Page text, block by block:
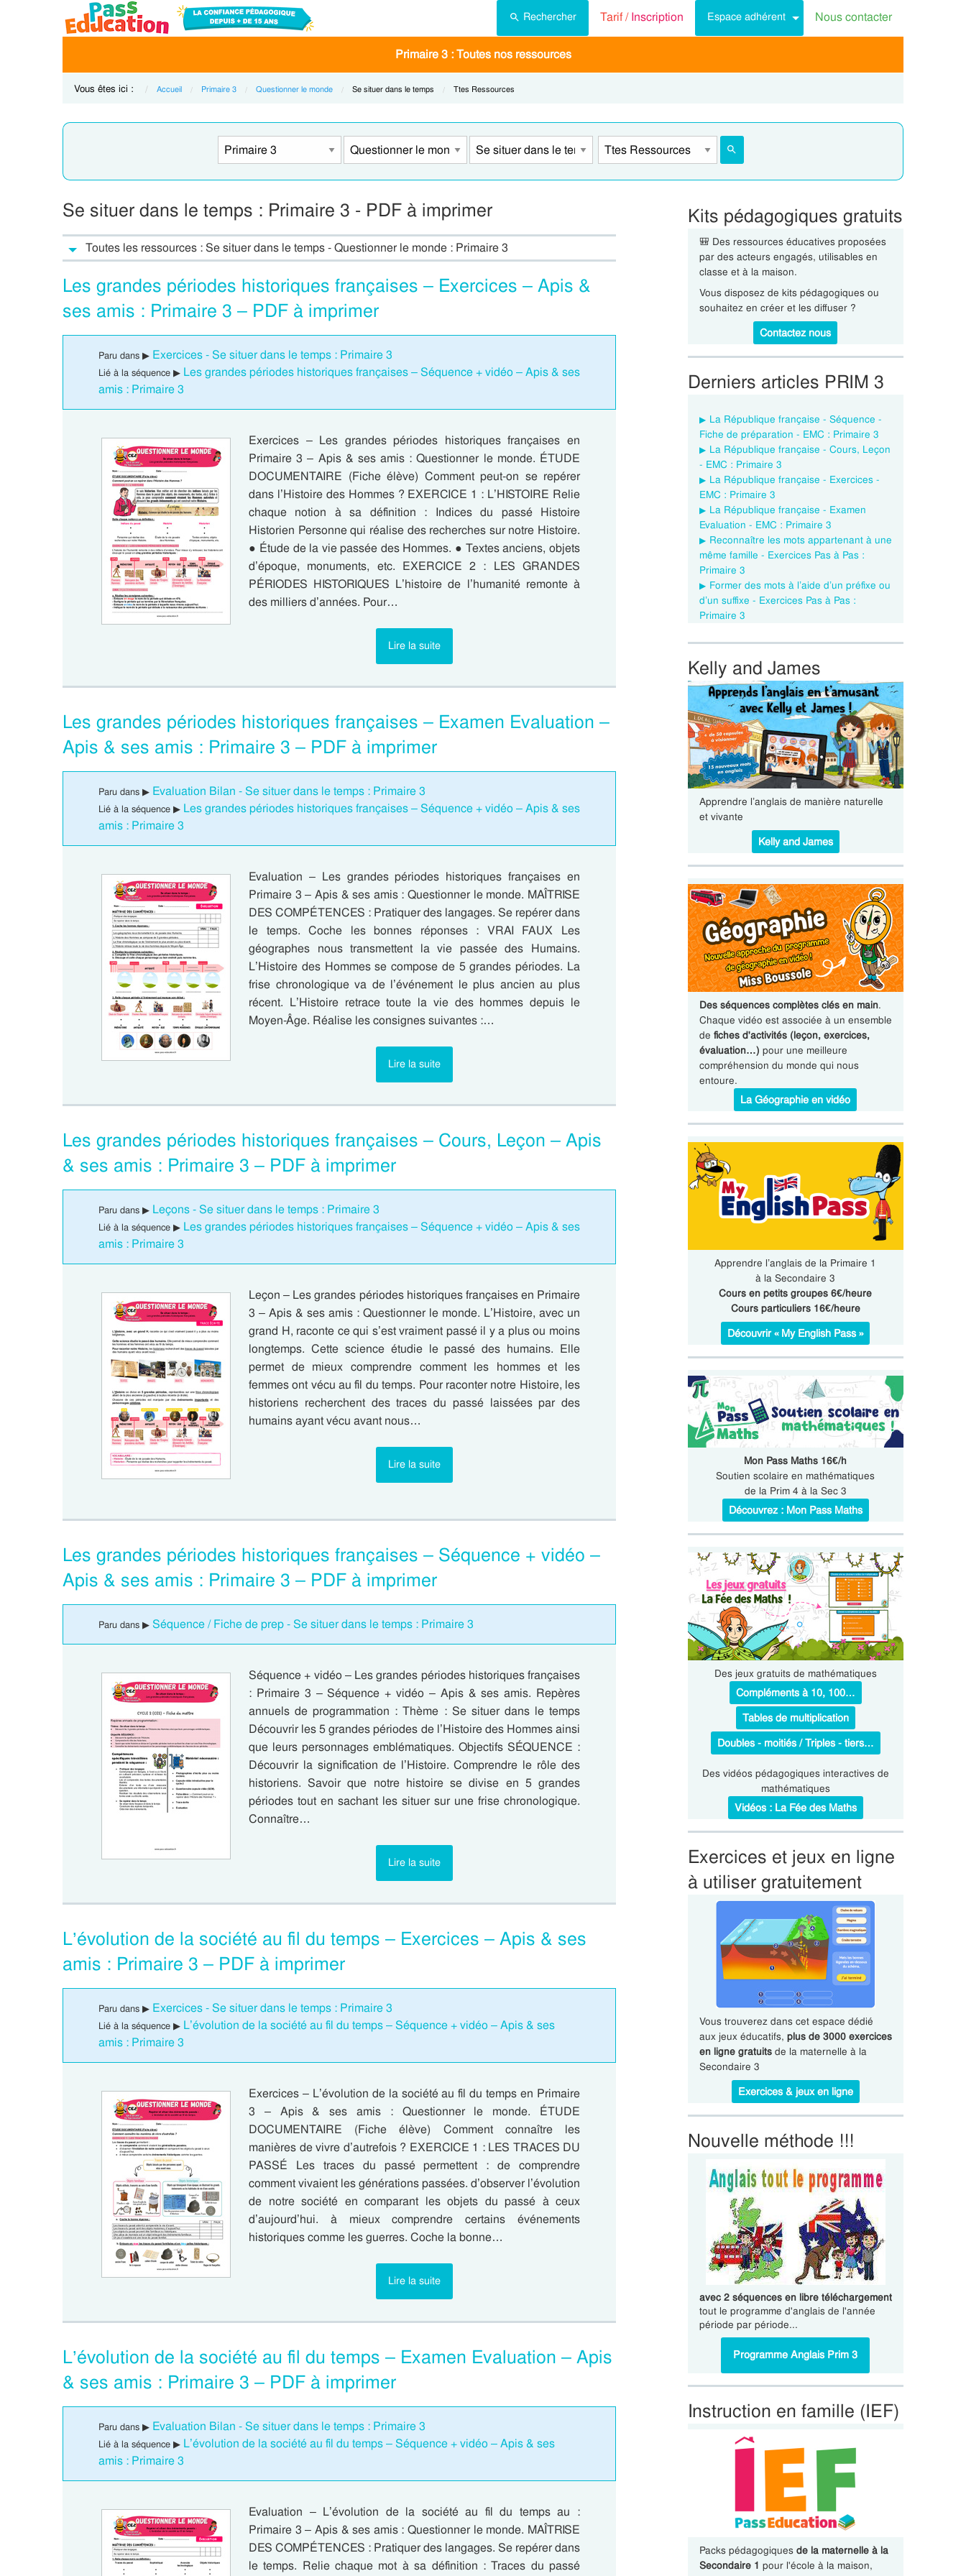
Rechercher Tarif /Inscription Espace adhérent Nous contacter
Primaire 3 : Toutes nos ressources
Vous êtes ici : Accueil Primaire 3 Questionner le monde Current:
Se situer dans le temps Current:
Ttes Ressources
Se situer dans le temps : Primaire 3 - PDF à imprimer
Toutes les ressources : Se situer dans le temps - Questionner le monde : Primaire 3
Les grandes périodes historiques françaises – Exercices – Apis &
ses amis : Primaire 3 – PDF à imprimer
Paru dans ▶ Exercices - Se situer dans le temps : Primaire 3
Lié à la séquence ▶ Les grandes périodes historiques françaises – Séquence + vidéo – Apis & ses
amis : Primaire 3
Exercices – Les grandes périodes historiques françaises en
Primaire 3 – Apis & ses amis : Questionner le monde. ÉTUDE
DOCUMENTAIRE (Fiche élève) Comment peut-on se repérer
dans l’Histoire des Hommes ? EXERCICE 1 : L’HISTOIRE Relie
chaque notion à sa définition : Indices du passé Histoire
Historien Personne qui réalise des recherches sur notre Histoire.
● Étude de la vie passée des Hommes. ● Textes anciens, objets
d’époque, monuments, etc. EXERCICE 2 : LES GRANDES
PÉRIODES HISTORIQUES L’histoire de l’humanité remonte à
des milliers d’années. Pour…
Lire la suite
Les grandes périodes historiques françaises – Examen Evaluation –
Apis & ses amis : Primaire 3 – PDF à imprimer
Paru dans ▶ Evaluation Bilan - Se situer dans le temps : Primaire 3
Lié à la séquence ▶ Les grandes périodes historiques françaises – Séquence + vidéo – Apis & ses
amis : Primaire 3
Evaluation – Les grandes périodes historiques françaises en
Primaire 3 – Apis & ses amis : Questionner le monde. MAÎTRISE
DES COMPÉTENCES : Pratiquer des langages. Se repérer dans
le temps. Coche les bonnes réponses : VRAI FAUX Les
géographes nous transmettent la vie passée des Humains.
L’Histoire des Hommes se compose de 5 grandes périodes. La
frise chronologique va de l’événement le plus ancien au plus
récent. L’Histoire retrace toute la vie des hommes depuis le
Moyen-Âge. Réalise les consignes suivantes :…
Lire la suite
Les grandes périodes historiques françaises – Cours, Leçon – Apis
& ses amis : Primaire 3 – PDF à imprimer
Paru dans ▶ Leçons - Se situer dans le temps : Primaire 3
Lié à la séquence ▶ Les grandes périodes historiques françaises – Séquence + vidéo – Apis & ses
amis : Primaire 3
Leçon – Les grandes périodes historiques françaises en Primaire
3 – Apis & ses amis : Questionner le monde. L’Histoire, avec un
grand H, raconte ce qui s’est vraiment passé il y a plus ou moins
longtemps. Cette science étudie le passé des humains. Elle
permet de mieux comprendre comment les hommes et les
femmes ont vécu au fil du temps. Pour raconter notre Histoire, les
historiens recherchent des traces du passé laissées par des
humains ayant vécu avant nous…
Lire la suite
Les grandes périodes historiques françaises – Séquence + vidéo –
Apis & ses amis : Primaire 3 – PDF à imprimer
Paru dans ▶ Séquence / Fiche de prep - Se situer dans le temps : Primaire 3
Séquence + vidéo – Les grandes périodes historiques françaises
: Primaire 3 – Séquence + vidéo – Apis & ses amis. Repères
annuels de programmation : Thème : Se situer dans le temps
Découvrir les 5 grandes périodes de l’Histoire des Hommes ainsi
que leurs personnages emblématiques. Objectifs SÉQUENCE :
Découvrir la signification de l’Histoire. Comprendre le rôle des
historiens. Savoir que notre histoire se divise en 5 grandes
périodes tout en sachant les situer sur une frise chronologique.
Connaître…
Lire la suite
L’évolution de la société au fil du temps – Exercices – Apis & ses
amis : Primaire 3 – PDF à imprimer
Paru dans ▶ Exercices - Se situer dans le temps : Primaire 3
Lié à la séquence ▶ L’évolution de la société au fil du temps – Séquence + vidéo – Apis & ses
amis : Primaire 3
Exercices – L’évolution de la société au fil du temps en Primaire
3 – Apis & ses amis : Questionner le monde. ÉTUDE
DOCUMENTAIRE (Fiche élève) Comment connaître les
manières de vivre d’autrefois ? EXERCICE 1 : LES TRACES DU
PASSÉ Les traces du passé permettent : de comprendre
comment vivaient les générations passées. d’observer l’évolution
de notre société en comparant les objets du passé à ceux
d’aujourd’hui. à mieux comprendre certains événements
historiques comme les guerres. Coche la bonne…
Lire la suite
L’évolution de la société au fil du temps – Examen Evaluation – Apis
& ses amis : Primaire 3 – PDF à imprimer
Paru dans ▶ Evaluation Bilan - Se situer dans le temps : Primaire 3
Lié à la séquence ▶ L’évolution de la société au fil du temps – Séquence + vidéo – Apis & ses
amis : Primaire 3
Evaluation – L’évolution de la société au fil du temps au :
Primaire 3 – Apis & ses amis : Questionner le monde. MAÎTRISE
DES COMPÉTENCES : Pratiquer des langages. Se repérer dans
le temps. Relie chaque mot à sa définition : Traces du passé
Kits pédagogiques gratuits
🎒 Des ressources éducatives proposées
par des acteurs engagés, utilisables en
classe et à la maison.
Vous disposez de kits pédagogiques ou
souhaitez en créer et les diffuser ?
Contactez nous
Derniers articles PRIM 3
La République française - Séquence -
Fiche de préparation - EMC : Primaire 3
La République française - Cours, Leçon
- EMC : Primaire 3
La République française - Exercices -
EMC : Primaire 3
La République française - Examen
Evaluation - EMC : Primaire 3
Reconnaître les mots appartenant à une
même famille - Exercices Pas à Pas :
Primaire 3
Former des mots à l’aide d’un préfixe ou
d’un suffixe - Exercices Pas à Pas :
Primaire 3
Kelly and James
Apprendre l’anglais de manière naturelle
et vivante
Kelly and James
Des séquences complètes clés en main.
Chaque vidéo est associée à un ensemble
de fiches d'activités (leçon, exercices,
évaluation…) pour une meilleure
compréhension du monde qui nous
entoure.
La Géographie en vidéo
Apprendre l’anglais de la Primaire 1
à la Secondaire 3
Cours en petits groupes 6€/heure
Cours particuliers 16€/heure
Découvrir « My English Pass »
Mon Pass Maths 16€/h
Soutien scolaire en mathématiques
de la Prim 4 à la Sec 3
Découvrez : Mon Pass Maths
Des jeux gratuits de mathématiques
Compléments à 10, 100…
Tables de multiplication
Doubles - moitiés / Triples - tiers…
Des vidéos pédagogiques interactives de
mathématiques
Vidéos : La Fée des Maths
Exercices et jeux en ligne
à utiliser gratuitement
Vous trouverez dans cet espace dédié
aux jeux éducatifs, plus de 3000 exercices
en ligne gratuitsde la maternelle à la
Secondaire 3
Exercices & jeux en ligne
Nouvelle méthode !!!
avec 2 séquences en libre téléchargement
tout le programme d'anglais de l'année
période par période...
Programme Anglais Prim 3
Instruction en famille (IEF)
Packs pédagogiques de la maternelle à la
Secondaire 1 pour l'école à la maison,